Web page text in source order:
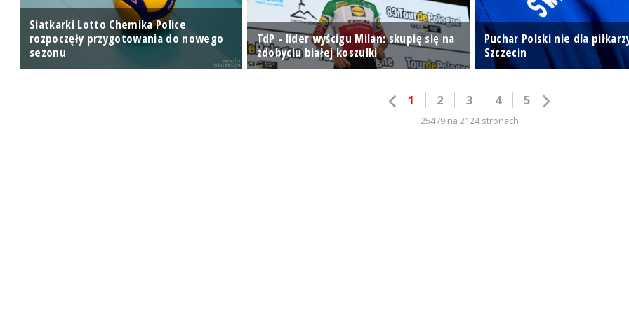
Siatkarki Lotto Chemika Police
rozpoczęły przygotowania do nowego
sezonu
TdP - lider wyścigu Milan: skupię się na
zdobyciu białej koszulki
Puchar Polski nie dla
Szczecin
1 2 3 4 5
25479 na 2124 stronach